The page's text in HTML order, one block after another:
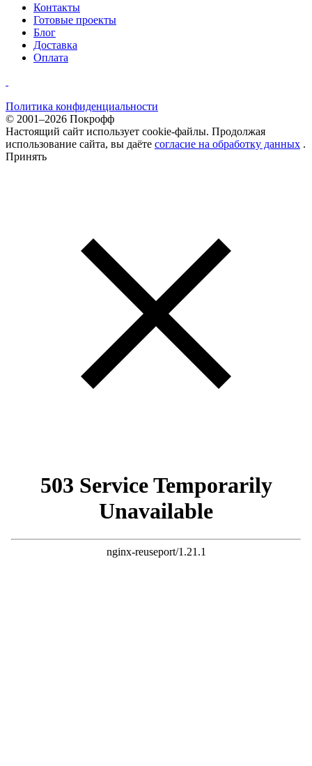
Контакты
Готовые проекты
Блог
Доставка
Оплата
Политика конфиденциальности
© 2001–2026 Покрофф
Настоящий сайт использует cookie-файлы. Продолжая
использование сайта, вы даёте согласие на обработку данных .
Принять